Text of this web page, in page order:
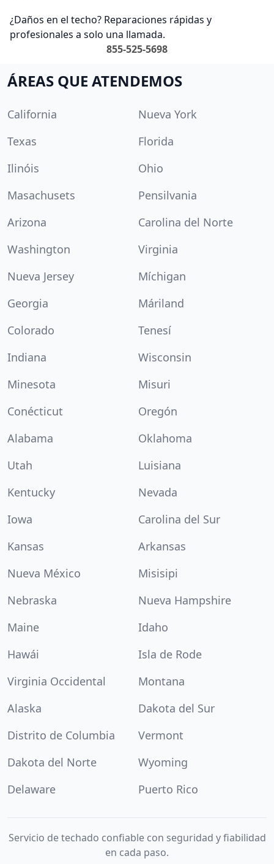
¿Daños en el techo? Reparaciones rápidas y
profesionales a solo una llamada.
855-525-5698
ÁREAS QUE ATENDEMOS
California
Nueva York
Texas
Florida
Ilinóis
Ohio
Masachusets
Pensilvania
Arizona
Carolina del Norte
Washington
Virginia
Nueva Jersey
Míchigan
Georgia
Máriland
Colorado
Tenesí
Indiana
Wisconsin
Minesota
Misuri
Conécticut
Oregón
Alabama
Oklahoma
Utah
Luisiana
Kentucky
Nevada
Iowa
Carolina del Sur
Kansas
Arkansas
Nueva México
Misisipi
Nebraska
Nueva Hampshire
Maine
Idaho
Hawái
Isla de Rode
Virginia Occidental
Montana
Alaska
Dakota del Sur
Distrito de Columbia
Vermont
Dakota del Norte
Wyoming
Delaware
Puerto Rico
Servicio de techado confiable con seguridad y fiabilidad
en cada paso.